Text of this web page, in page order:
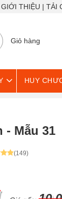
GIỚI THIỆU TẢI
Giỏ hàng
HUY
- Mẫu 31
(149)